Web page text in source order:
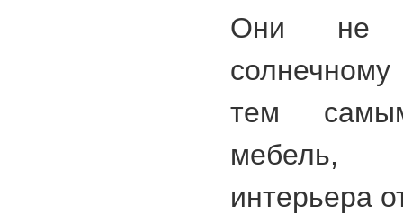
Они не
тем
мебель,
интерьера